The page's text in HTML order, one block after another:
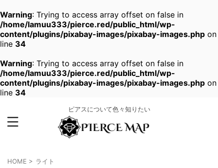
Warning: Trying to access array offset on false in
/home/lamuu333/pierce.red/public_html/wp-
content/plugins/pixabay-images/pixabay-images.php on
line 34
Warning: Trying to access array offset on false in
/home/lamuu333/pierce.red/public_html/wp-
content/plugins/pixabay-images/pixabay-images.php on
line 34
ピアスについて色々知りたい
HOME > ライト